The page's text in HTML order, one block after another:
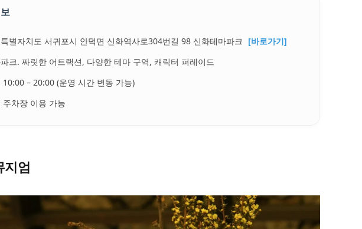
별자치도 서귀포시 안덕면 신화역사로304번길 98 신화테마파크 [바로가기]
크. 짜릿한 어트랙션, 다양한 테마 구역, 캐릭터 퍼레이드
10:00 – 20:00 (운영 시간 변동 가능)
주차장 이용 가능
지엄